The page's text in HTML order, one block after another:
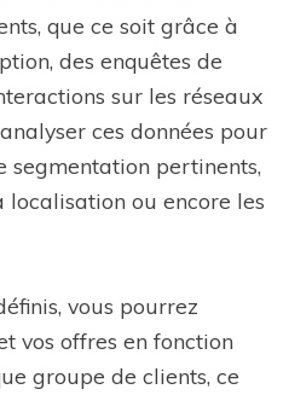
que ce soit grâce à
des enquêtes de
sur les réseaux
ces données pour
segmentation pertinents,
localisation ou encore les
vous pourrez
vos offres en fonction
groupe de clients, ce